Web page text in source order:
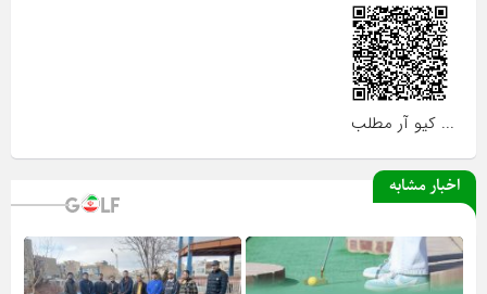
... کیو آر مطلب
اخبار مشابه